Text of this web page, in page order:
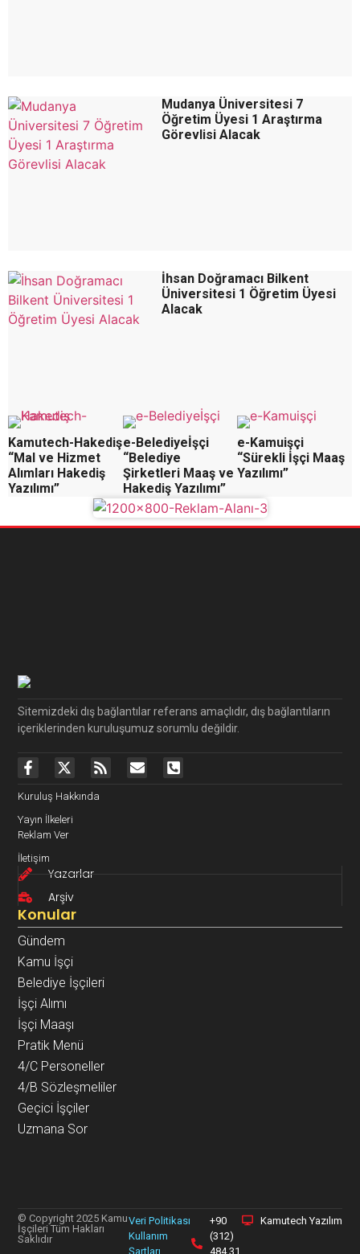
Mudanya Üniversitesi 7
Öğretim Üyesi 1 Araştırma
Görevlisi Alacak
İhsan Doğramacı Bilkent
Üniversitesi 1 Öğretim Üyesi
Alacak
Kamutech-Hakediş
“Mal ve Hizmet
Alımları Hakediş
Yazılımı”
e-Belediyeİşçi
“Belediye
Şirketleri Maaş ve
Hakediş Yazılımı”
e-Kamuişçi
“Sürekli İşçi Maaş
Yazılımı”
Sitemizdeki dış bağlantılar referans amaçlıdır, dış bağlantıların
içeriklerinden kuruluşumuz sorumlu değildir.
Kuruluş Hakkında
Yayın İlkeleri
Reklam Ver
İletişim
Yazarlar
Arşiv
Konular
Gündem
Kamu İşçi
Belediye İşçileri
İşçi Alımı
İşçi Maaşı
Pratik Menü
4/C Personeller
4/B Sözleşmeliler
Geçici İşçiler
Uzmana Sor
© Copyright 2025 Kamu
İşçileri Tüm Hakları
Saklıdır
Veri Politikası
Kullanım
Şartları
+90
(312)
484 31
Kamutech Yazılım